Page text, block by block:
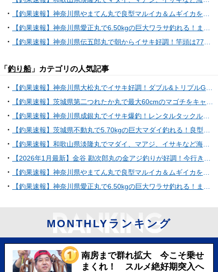
【釣果速報】神奈川県やまてん丸で良型マルイカ＆ムギイカをゲット！ショートマルイカ船で人気魚種を狙うなら今がチャンス！
【釣果速報】神奈川県愛正丸で6.50kgの巨大ワラサ釣れる！まるまる太ったアジもキャッチ！順調にサイズアップしている青物をキャッチしに行こう！
【釣果速報】神奈川県伝五郎丸で朝からイサキ好調！竿頭は77匹！今なら一日中数釣りが楽しめます！
「 釣り船」カテゴリの人気記事
【釣果速報】神奈川県大松丸でイサキ好調！ダブル&トリプルGETで竿頭はどっさり90匹！乗船するなら今でしょ！
【釣果速報】茨城県第二つれたか丸で最大60cmのマゴチをキャッチ！今すぐ乗船して大物を釣り上げよう！
【釣果速報】神奈川県成銀丸でイサキ爆釣！レンタルタックルの方も大健闘！35cmの良型もヒットし文句なしの好釣果！
【釣果速報】茨城県不動丸で5.70kgの巨大マダイ釣れる！良型ウマズラもキャッチ！順調にサイズアップしているターゲットをキャッチしに行こう！
【釣果速報】和歌山県淡隆丸でマダイ、マアジ、イサキなど海の人気者を次々GET！多種多様な魚と出会いたいなら今すぐ乗船を！
【2026年1月最新】金谷 勘次郎丸の金アジ釣りが好調！今行きたい理由5選
【釣果速報】神奈川県やまてん丸で良型マルイカ＆ムギイカをゲット！ショートマルイカ船で人気魚種を狙うなら今がチャンス！
【釣果速報】神奈川県愛正丸で6.50kgの巨大ワラサ釣れる！まるまる太ったアジもキャッチ！順調にサイズアップしている青物をキャッチしに行こう！
MONTHLYランキング
南房まで群れ拡大 今こそ乗せ
まくれ！ スルメ絶好期突入へ